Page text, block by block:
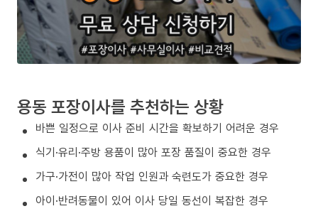
용동 포장이사를 추천하는 상황
바쁜 일정으로 이사 준비 시간을 확보하기 어려운 경우
식기·유리·주방 용품이 많아 포장 품질이 중요한 경우
가구·가전이 많아 작업 인원과 숙련도가 중요한 경우
아이·반려동물이 있어 이사 당일 동선이 복잡한 경우